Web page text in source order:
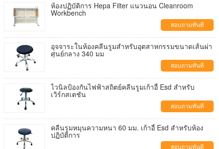
ห้องปฏิบัติการ Hepa Filter แนวนอน Cleanroom
Workbench
สอบถามทันที
อุจจาระในห้องคลีนรูมสำหรับอุตสาหกรรมขนาดเส้นผ่า
ศูนย์กลาง 340 มม
สอบถามทันที
ไวนิลป้องกันไฟฟ้าสถิตย์คลีนรูมเก้าอี้ Esd สำหรับ
เวิร์กสเตชัน
สอบถามทันที
คลีนรูมหมุนความหนา 60 มม. เก้าอี้ Esd สำหรับห้อง
ปฏิบัติการ
สอบถามทันที